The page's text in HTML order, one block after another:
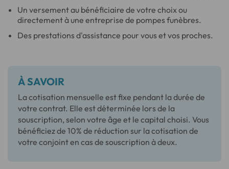
Un versement au bénéficiaire de votre choix ou
directement à une entreprise de pompes funèbres.
Des prestations d'assistance pour vous et vos proches.
À SAVOIR
La cotisation mensuelle est fixe pendant la durée de
votre contrat. Elle est déterminée lors de la
souscription, selon votre âge et le capital choisi. Vous
bénéficiez de 10% de réduction sur la cotisation de
votre conjoint en cas de souscription à deux.